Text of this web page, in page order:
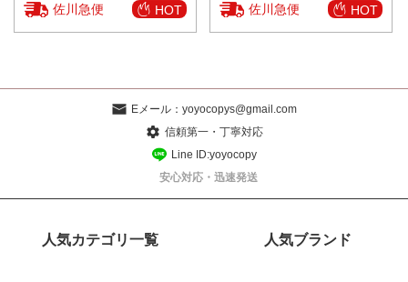
佐川急便 HOT 佐川急便 HOT
Eメール： yoyocopys@gmail.com
信頼第一・丁寧対応
Line ID:yoyocopy
安心対応・迅速発送
人気カテゴリ一覧 人気ブランド